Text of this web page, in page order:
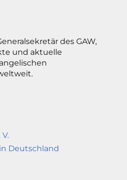
des GAW,
und aktuelle
Deutschland